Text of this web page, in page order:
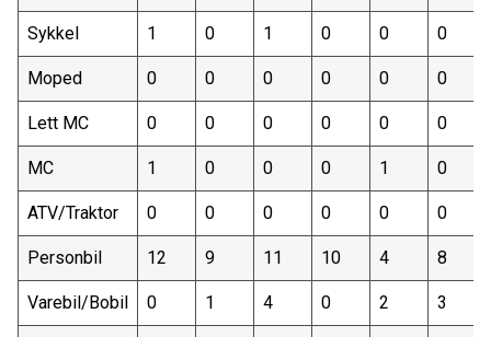
Sykkel 1 0 1 0 0 0
Moped 0 0 0 0 0 0
Lett MC 0 0 0 0 0 0
MC 1 0 0 0 1 0
ATV/Traktor 0 0 0 0 0 0
Personbil 12 9 11 10 4 8
Varebil/Bobil 0 1 4 0 2 3